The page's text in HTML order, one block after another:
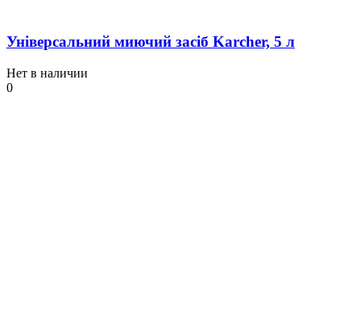
Універсальний миючий засіб Karcher, 5 л
Нет в наличии
0